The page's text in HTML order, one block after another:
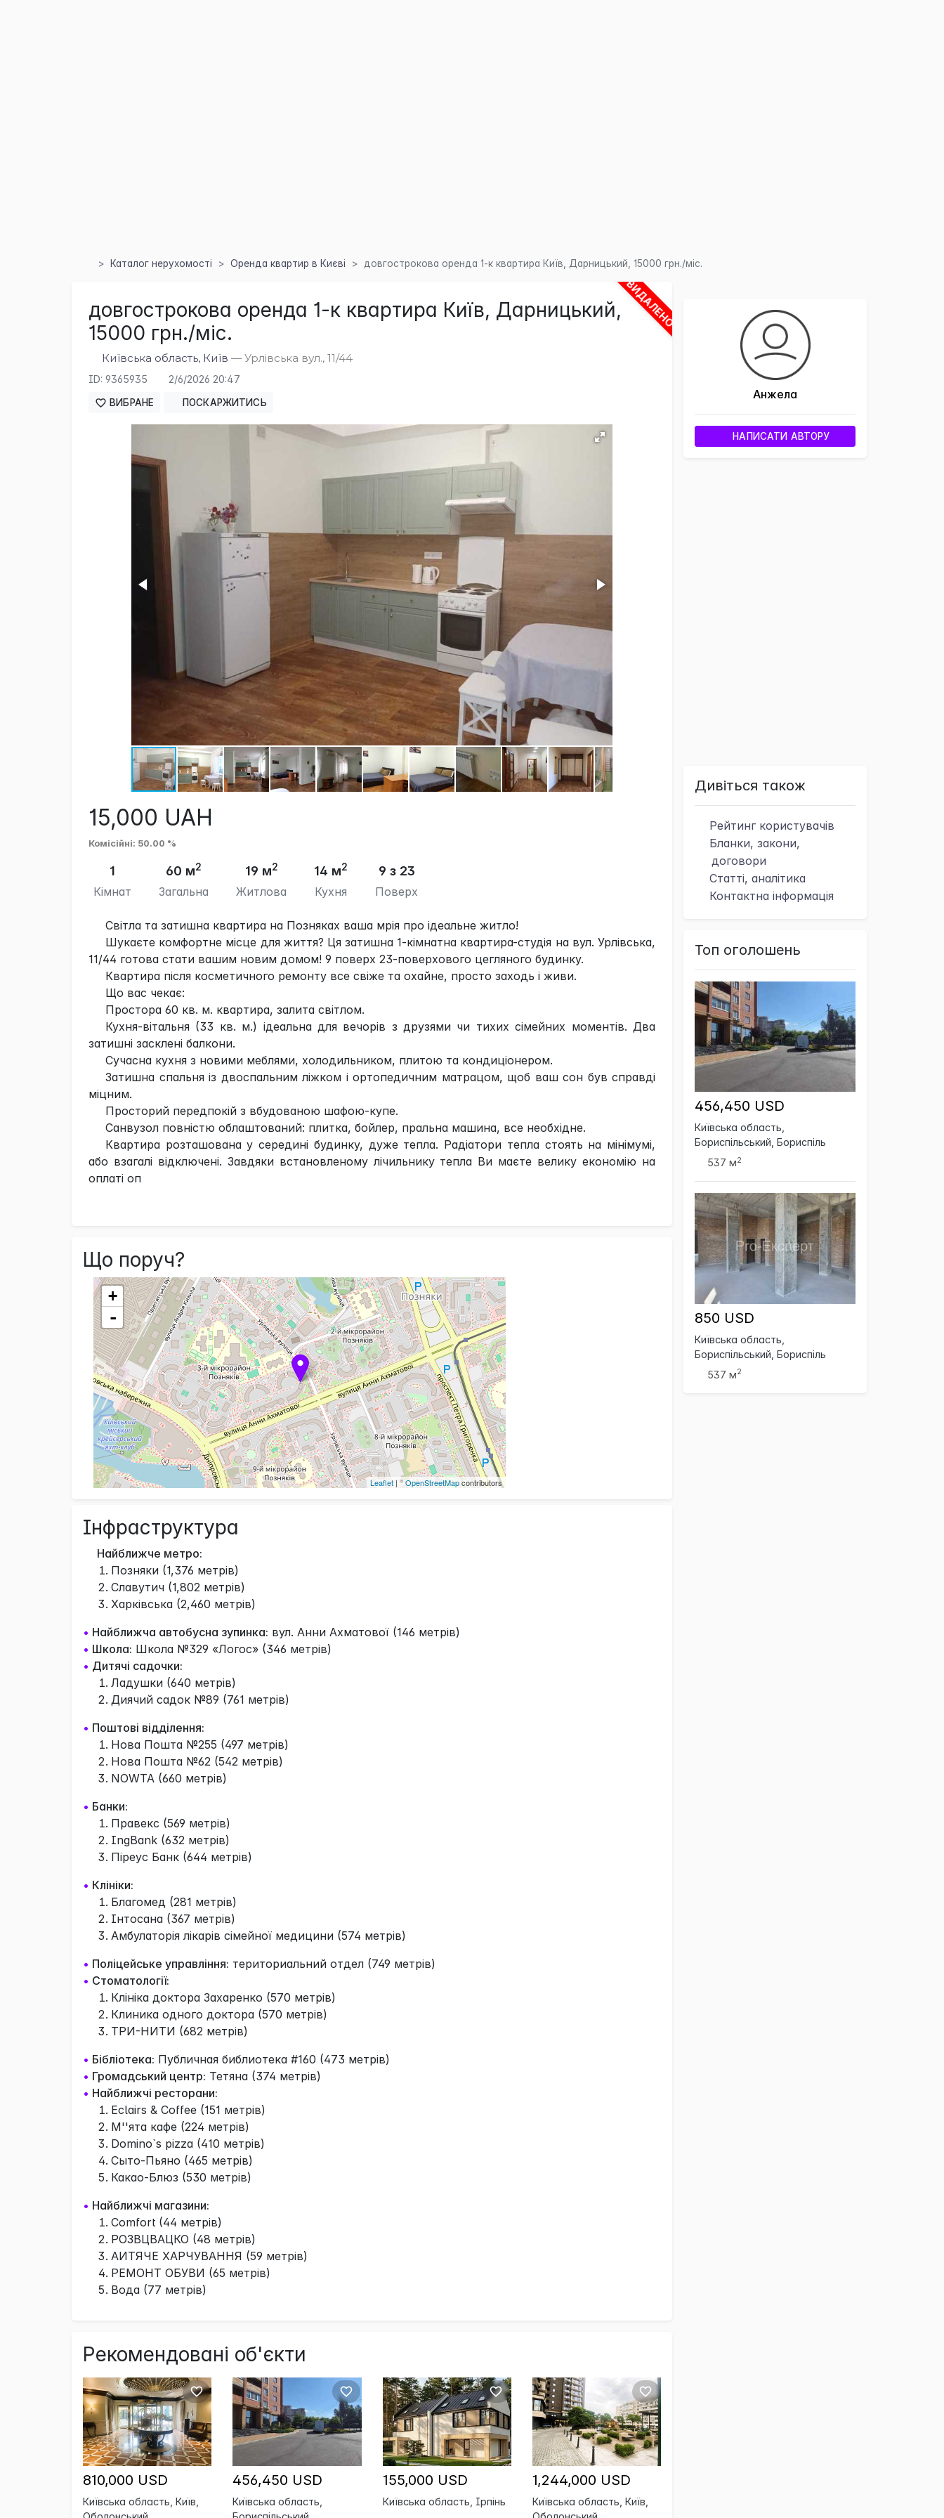
Каталог нерухомості Оренда квартир в Києві довгострокова оренда 1-к квартира Київ, Дарницький, 15000 грн./міс.
ВИДАЛЕНО
довгострокова оренда 1-к квартира Київ, Дарницький,
15000 грн./міс.
Київська область, Київ — Урлівська вул., 11/44
ID: 9365935 2/6/2026 20:47
ВИБРАНЕ ПОСКАРЖИТИСЬ
15,000 UAH
Комісійні: 50.00 %
1
Кімнат
60 м2
Загальна
19 м2
Житлова
14 м2
Кухня
9 з 23
Поверх
Світла та затишна квартира на Позняках ваша мрія про ідеальне житло!
Шукаєте комфортне місце для життя? Ця затишна 1-кімнатна квартира-студія на вул. Урлівська,
11/44 готова стати вашим новим домом! 9 поверх 23-поверхового цегляного будинку.
Квартира після косметичного ремонту все свіже та охайне, просто заходь і живи.
Що вас чекає:
Простора 60 кв. м. квартира, залита світлом.
Кухня-вітальня (33 кв. м.) ідеальна для вечорів з друзями чи тихих сімейних моментів. Два
затишні засклені балкони.
Сучасна кухня з новими меблями, холодильником, плитою та кондиціонером.
Затишна спальня із двоспальним ліжком і ортопедичним матрацом, щоб ваш сон був справді
міцним.
Просторий передпокій з вбудованою шафою-купе.
Санвузол повністю облаштований: плитка, бойлер, пральна машина, все необхідне.
Квартира розташована у середині будинку, дуже тепла. Радіатори тепла стоять на мінімумі,
або взагалі відключені. Завдяки встановленому лічильнику тепла Ви маєте велику економію на
оплаті оп
Що поруч?
+
-
Leaflet | ©OpenStreetMapcontributors
Інфраструктура
Найближче метро:
Позняки (1,376 метрів)
Славутич (1,802 метрів)
Харківська (2,460 метрів)
• Найближча автобусна зупинка: вул. Анни Ахматової (146 метрів)
• Школа: Школа №329 «Логос» (346 метрів)
• Дитячі садочки:
Ладушки (640 метрів)
Диячий садок №89 (761 метрів)
• Поштові відділення:
Нова Пошта №255 (497 метрів)
Нова Пошта №62 (542 метрів)
NOWTA (660 метрів)
• Банки:
Правекс (569 метрів)
IngBank (632 метрів)
Піреус Банк (644 метрів)
• Клініки:
Благомед (281 метрів)
Інтосана (367 метрів)
Амбулаторія лікарів сімейної медицини (574 метрів)
• Поліцейське управління: териториальний отдел (749 метрів)
• Стоматології:
Клініка доктора Захаренко (570 метрів)
Клиника одного доктора (570 метрів)
ТРИ-НИТИ (682 метрів)
• Бібліотека: Публичная библиотека #160 (473 метрів)
• Громадський центр: Тетяна (374 метрів)
• Найближчі ресторани:
Eclairs & Coffee (151 метрів)
М''ята кафе (224 метрів)
Domino`s pizza (410 метрів)
Сыто-Пьяно (465 метрів)
Какао-Блюз (530 метрів)
• Найближчі магазини:
Comfort (44 метрів)
РОЗВЦВАЦКО (48 метрів)
АИТЯЧЕ ХАРЧУВАННЯ (59 метрів)
РЕМОНТ ОБУВИ (65 метрів)
Вода (77 метрів)
Рекомендовані об'єкти
810,000 USD
Київська область, Київ,
456,450 USD
Київська область,
155,000 USD
Київська область, Ірпінь
1,244,000 USD
Київська область, Київ,
Анжела
НАПИСАТИ АВТОРУ
Дивіться також
Рейтинг користувачів
Бланки, закони,
договори
Статті, аналітика
Контактна інформація
Топ оголошень
456,450 USD
Київська область,
Бориспільський, Бориспіль
537 м2
850 USD
Київська область,
Бориспільський, Бориспіль
537 м2